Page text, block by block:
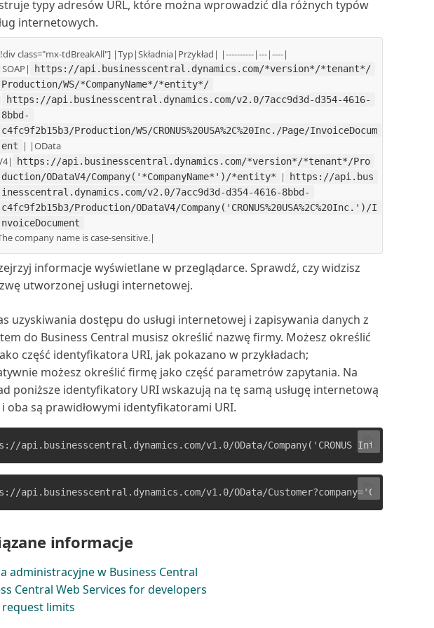
typy adresów URL, które można wprowadzić dla różnych typów
internetowych.
class="mx-tdBreakAll"] |Typ|Składnia|Przykład| |----------|---|----|
|SOAP|
https://api.businesscentral.dynamics.com/*version*/*tenant*/
Production/WS/*CompanyName*/*entity*/
https://api.businesscentral.dynamics.com/v2.0/7acc9d3d-d354-4616-
8bbd-
c4fc9f2b15b3/Production/WS/CRONUS%20USA%2C%20Inc./Page/InvoiceDocum
ent
| |OData
https://api.businesscentral.dynamics.com/*version*/*tenant*/Pro
duction/ODataV4/Company('*CompanyName*')/*entity*
|
https://api.bus
inesscentral.dynamics.com/v2.0/7acc9d3d-d354-4616-8bbd-
c4fc9f2b15b3/Production/ODataV4/Company('CRONUS%20USA%2C%20Inc.')/I
nvoiceDocument
company name is case-sensitive.|
informacje wyświetlane w przeglądarce. Sprawdź, czy widzisz
utworzonej usługi internetowej.
uzyskiwania dostępu do usługi internetowej i zapisywania danych z
do Business Central musisz określić nazwę firmy. Możesz określić
część identyfikatora URI, jak pokazano w przykładach;
możesz określić firmę jako część parametrów zapytania. Na
poniższe identyfikatory URI wskazują na tę samą usługę internetową
oba są prawidłowymi identyfikatorami URI.
informacje
administracyjne w Business Central
Central Web Services for developers
request limits